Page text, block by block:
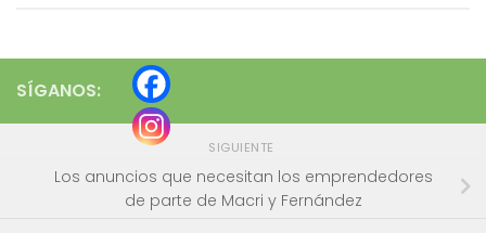
SÍGANOS:
SIGUIENTE
Los anuncios que necesitan los emprendedores
de parte de Macri y Fernández